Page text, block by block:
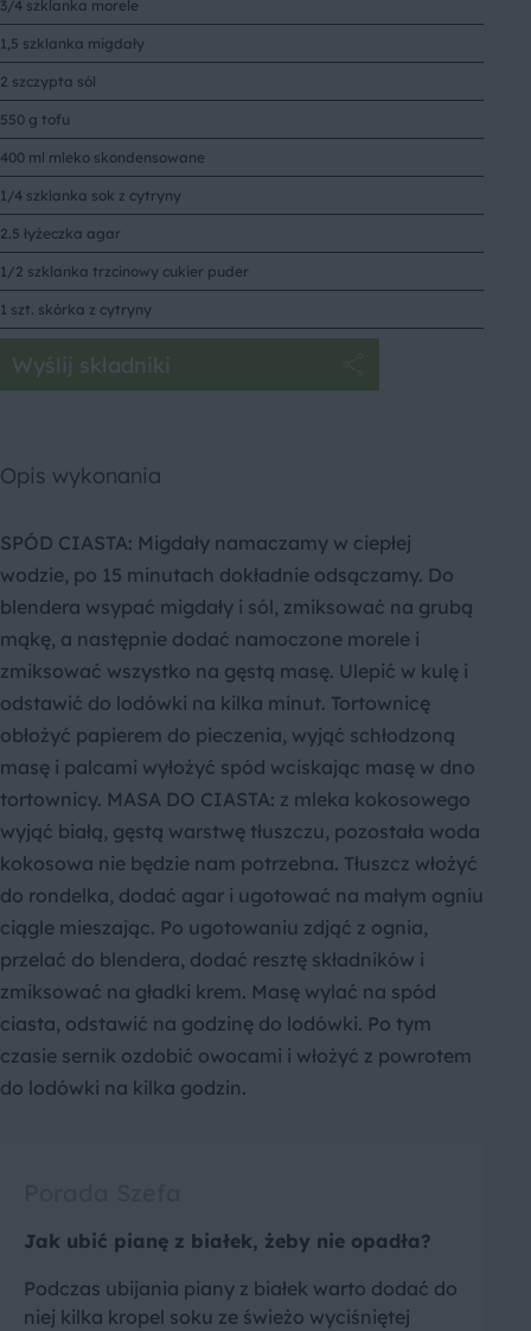
3/4 szklanka morele
1,5 szklanka migdały
2 szczypta sól
550 g tofu
400 ml mleko skondensowane
1/4 szklanka sok z cytryny
2.5 łyżeczka agar
1/2 szklanka trzcinowy cukier puder
1 szt. skórka z cytryny
Wyślij składniki
Opis wykonania
SPÓD CIASTA: Migdały namaczamy w ciepłej
wodzie, po 15 minutach dokładnie odsączamy. Do
blendera wsypać migdały i sól, zmiksować na grubą
mąkę, a następnie dodać namoczone morele i
zmiksować wszystko na gęstą masę. Ulepić w kulę i
odstawić do lodówki na kilka minut. Tortownicę
obłożyć papierem do pieczenia, wyjąć schłodzoną
masę i palcami wyłożyć spód wciskając masę w dno
tortownicy. MASA DO CIASTA: z mleka kokosowego
wyjąć białą, gęstą warstwę tłuszczu, pozostała woda
kokosowa nie będzie nam potrzebna. Tłuszcz włożyć
do rondelka, dodać agar i ugotować na małym ogniu
ciągle mieszając. Po ugotowaniu zdjąć z ognia,
przelać do blendera, dodać resztę składników i
zmiksować na gładki krem. Masę wylać na spód
ciasta, odstawić na godzinę do lodówki. Po tym
czasie sernik ozdobić owocami i włożyć z powrotem
do lodówki na kilka godzin.
Jak ubić pianę z białek, żeby nie opadła?
Podczas ubijania piany z białek warto dodać do
niej kilka kropel soku ze świeżo wyciśniętej